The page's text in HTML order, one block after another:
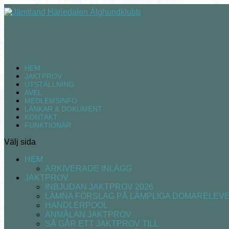
HEM
JAKTPROV
UTSTÄLLNING
AVEL
MEDLEMSINFO
LÄNKAR & DOKUMENT
KONTAKT
FUNKTIONÄR
Välj sida
HEM
ARKIVERADE INLÄGG
JAKTPROV
INBJUDAN JAKTPROV 2026
LÄMNA FÖRSLAG PÅ LÄMPLIGA
HANDLERPOOL
ANMÄLAN JAKTPROV
SÅ GÅR ETT JAKTPROV TILL